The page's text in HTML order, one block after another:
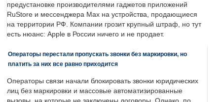
предустановке производителями гаджетов приложений
RuStore и мессенджера Max на устройства, продающиеся
на территории РФ. Компании грозит крупный штраф, но тут
есть нюанс: Apple в России ничего и не продает.
Операторы перестали пропускать звонки без маркировки, но
платить за них все равно приходится
Операторы связи начали блокировать звонки юридических
лиц без маркировки и массовые автоматизированные